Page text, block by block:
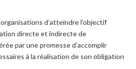
d’atteindre l’objectif
directe et indirecte de
par une promesse d’accomplir
à la réalisation de son obligation